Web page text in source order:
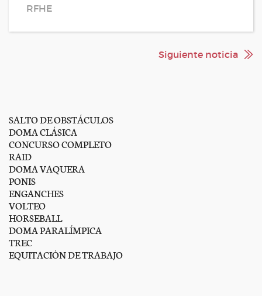
RFHE
Siguiente noticia
SALTO DE OBSTÁCULOS
DOMA CLÁSICA
CONCURSO COMPLETO
RAID
DOMA VAQUERA
PONIS
ENGANCHES
VOLTEO
HORSEBALL
DOMA PARALÍMPICA
TREC
EQUITACIÓN DE TRABAJO